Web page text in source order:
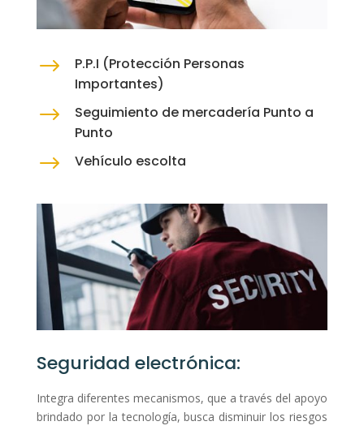
$
P.P.I (Protección Personas
Importantes)
$
Seguimiento de mercadería Punto a
Punto
$ Vehículo escolta
Seguridad electrónica:
Integra diferentes mecanismos, que a través del apoyo
brindado por la tecnología, busca disminuir los riesgos